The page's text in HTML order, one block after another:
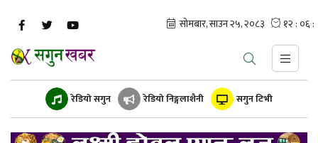
रेडियो सगुन रेडियो निङ्गलाशैनी सगुन टिभी